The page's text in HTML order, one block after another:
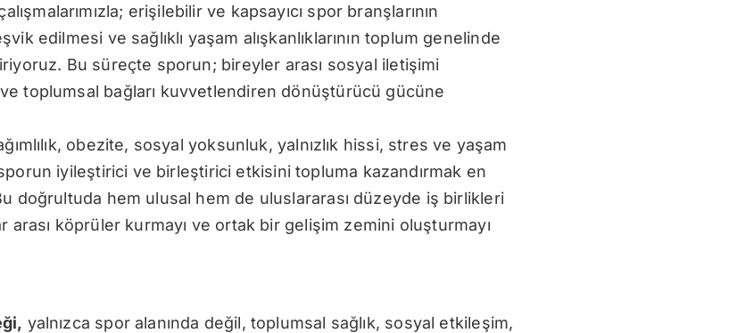
erişilebilir ve kapsayıcı spor branşlarının
edilmesi ve sağlıklı yaşam alışkanlıklarının toplum genelinde
Bu süreçte sporun; bireyler arası sosyal iletişimi
ve toplumsal bağları kuvvetlendiren dönüştürücü gücüne
obezite, sosyal yoksunluk, yalnızlık hissi, stres ve yaşam
iyileştirici ve birleştirici etkisini topluma kazandırmak en
doğrultuda hem ulusal hem de uluslararası düzeyde iş birlikleri
arası köprüler kurmayı ve ortak bir gelişim zemini oluşturmayı
yalnızca spor alanında değil, toplumsal sağlık, sosyal etkileşim,